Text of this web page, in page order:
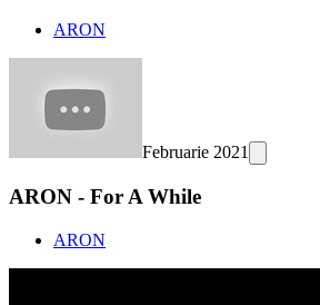
ARON
Februarie 2021
ARON - For A While
ARON